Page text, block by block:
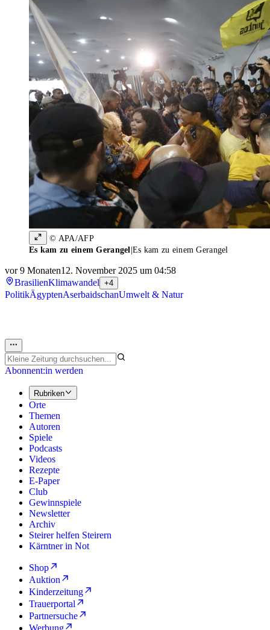
© APA/AFP
Es kam zu einem Gerangel |Es kam zu einem Gerangel
vor 9 Monaten12. November 2025 um 04:58
BrasilienKlimawandel +4
PolitikÄgyptenAserbaidschanUmwelt & Natur
Abonnent:in werden
Rubriken
Orte
Themen
Autoren
Spiele
Podcasts
Videos
Rezepte
E-Paper
Club
Gewinnspiele
Newsletter
Archiv
Steirer helfen Steirern
Kärntner in Not
Shop
Auktion
Kinderzeitung
Trauerportal
Partnersuche
Werbung